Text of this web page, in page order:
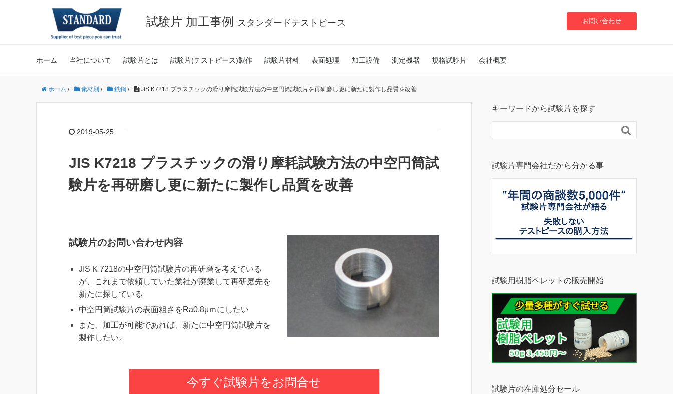
試験片 加工事例 スタンダードテストピース お問い合わせ
ホーム 当社について 試験片とは 試験片(テストピース)製作 試験片材料 表面処理 加工設備 測定機器 規格試験片 会社概要
ホーム / 素材別 / 鉄鋼 / JIS K7218 プラスチックの滑り摩耗試験方法の中空円筒試験片を再研磨し更に新たに製作し品質を改善
2019-05-25
JIS K7218 プラスチックの滑り摩耗試験方法の中空円筒試
験片を再研磨し更に新たに製作し品質を改善
試験片のお問い合わせ内容
JIS K 7218の中空円筒試験片の再研磨を考えている
が、これまで依頼していた業社が廃業して再研磨先を
新たに探している
中空円筒試験片の表面粗さをRa0.8μｍにしたい
また、加工が可能であれば、新たに中空円筒試験片を
製作したい。
今すぐ試験片をお問合せ
キーワードから試験片を探す

試験片専門会社だから分かる事
試験用樹脂ペレットの販売開始
試験片の在庫処分セール